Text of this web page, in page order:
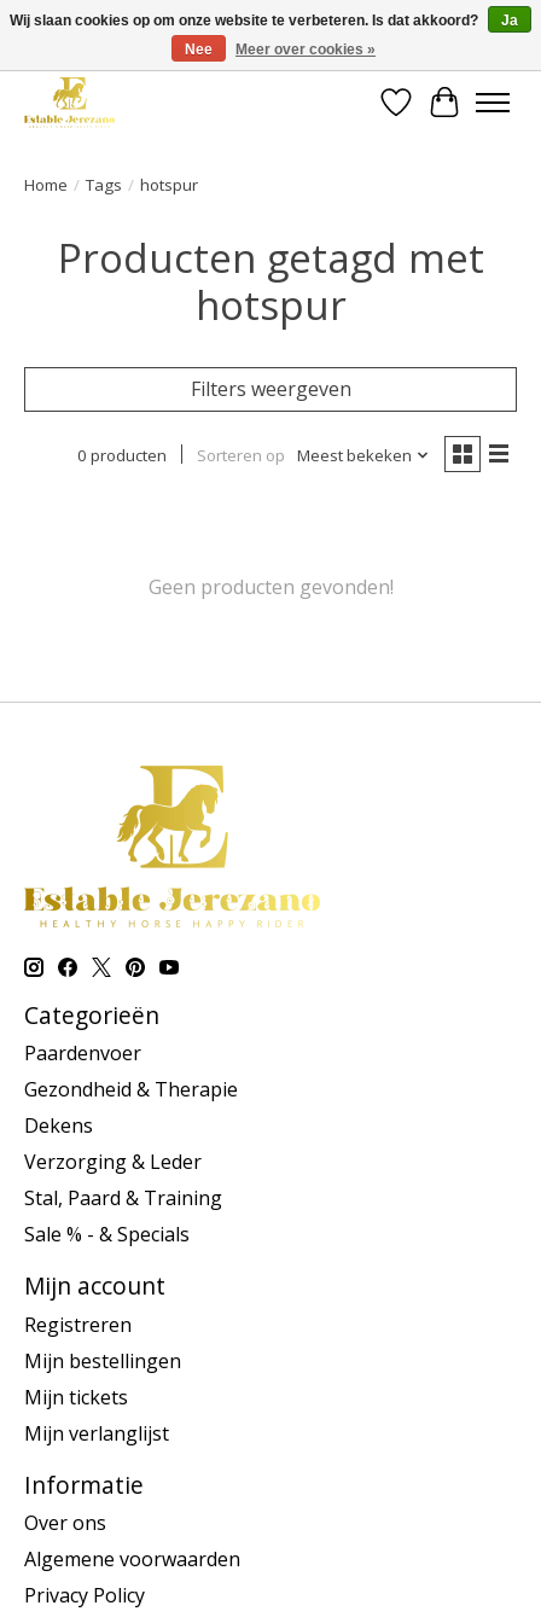
Gratis verzending vanaf €49 op een groot deel van ons assortiment
Verlanglijst
Home / Tags / hotspur
Producten getagd met
hotspur
Filters weergeven
0 producten Sorteren op Meest bekeken
Geen producten gevonden!
Categorieën
Paardenvoer
Gezondheid & Therapie
Dekens
Verzorging & Leder
Stal, Paard & Training
Sale % - & Specials
Mijn account
Registreren
Mijn bestellingen
Mijn tickets
Mijn verlanglijst
Informatie
Over ons
Algemene voorwaarden
Privacy Policy
Wij slaan cookies op om onze website te verbeteren. Is dat akkoord?
Ja
Nee
Meer over cookies »